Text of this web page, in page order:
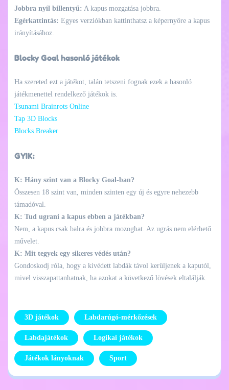
Jobbra nyíl billentyű: A kapus mozgatása jobbra.
Egérkattintás: Egyes verziókban kattinthatsz a képernyőre a kapus
irányításához.
Blocky Goal hasonló játékok
Ha szereted ezt a játékot, talán tetszeni fognak ezek a hasonló
játékmenettel rendelkező játékok is.
Tsunami Brainrots Online
Tap 3D Blocks
Blocks Breaker
GYIK:
K: Hány szint van a Blocky Goal-ban?
Összesen 18 szint van, minden szinten egy új és egyre nehezebb
támadóval.
K: Tud ugrani a kapus ebben a játékban?
Nem, a kapus csak balra és jobbra mozoghat. Az ugrás nem elérhető
művelet.
K: Mit tegyek egy sikeres védés után?
Gondoskodj róla, hogy a kivédett labdák távol kerüljenek a kaputól,
mivel visszapattanhatnak, ha azokat a következő lövések eltalálják.
3D játékok Labdarúgó-mérkőzések
Labdajátékok Logikai játékok
Játékok lányoknak Sport